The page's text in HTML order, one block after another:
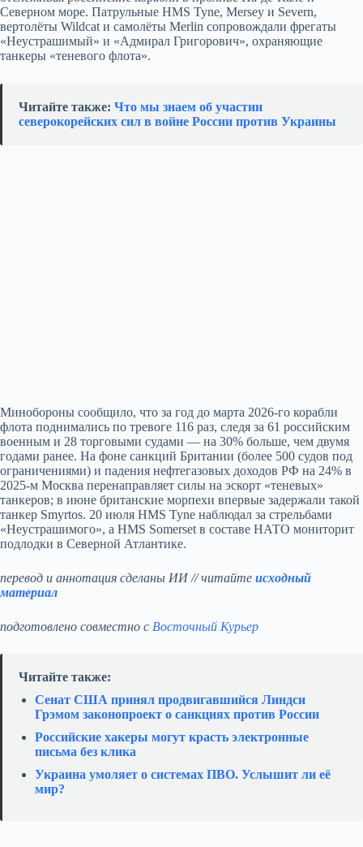
Северном море. Патрульные HMS Tyne, Mersey и Severn,
вертолёты Wildcat и самолёты Merlin сопровождали фрегаты
«Неустрашимый» и «Адмирал Григорович», охраняющие
танкеры «теневого флота».
Читайте также: Что мы знаем об участии
северокорейских сил в войне России против Украины
Минобороны сообщило, что за год до марта 2026-го корабли
флота поднимались по тревоге 116 раз, следя за 61 российским
военным и 28 торговыми судами — на 30% больше, чем двумя
годами ранее. На фоне санкций Британии (более 500 судов под
ограничениями) и падения нефтегазовых доходов РФ на 24% в
2025-м Москва перенаправляет силы на эскорт «теневых»
танкеров; в июне британские морпехи впервые задержали такой
танкер Smyrtos. 20 июля HMS Tyne наблюдал за стрельбами
«Неустрашимого», а HMS Somerset в составе НАТО мониторит
подлодки в Северной Атлантике.
перевод и аннотация сделаны ИИ // читайте исходный
материал
подготовлено совместно с Восточный Курьер
Читайте также:
Сенат США принял продвигавшийся Линдси
Грэмом законопроект о санкциях против России
Российские хакеры могут красть электронные
письма без клика
Украина умоляет о системах ПВО. Услышит ли её
мир?